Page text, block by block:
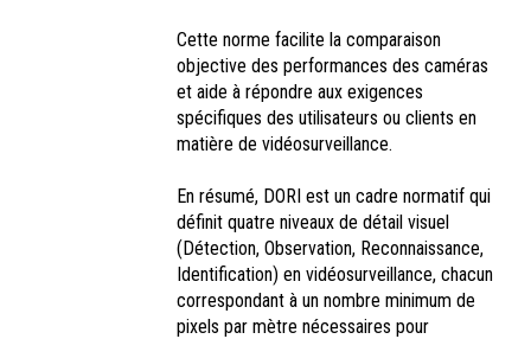
Cette norme facilite la comparaison
objective des performances des caméras
et aide à répondre aux exigences
spécifiques des utilisateurs ou clients en
matière de vidéosurveillance.
En résumé, DORI est un cadre normatif qui
définit quatre niveaux de détail visuel
(Détection, Observation, Reconnaissance,
Identification) en vidéosurveillance, chacun
correspondant à un nombre minimum de
pixels par mètre nécessaires pour